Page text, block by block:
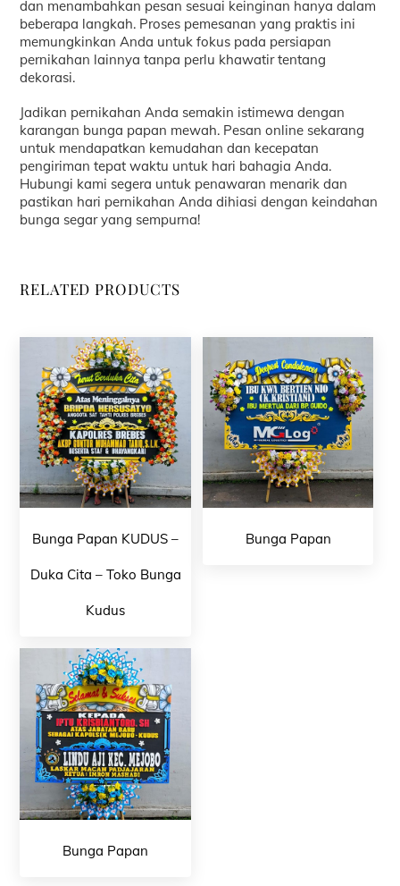
dan menambahkan pesan sesuai keinginan hanya dalam
beberapa langkah. Proses pemesanan yang praktis ini
memungkinkan Anda untuk fokus pada persiapan
pernikahan lainnya tanpa perlu khawatir tentang
dekorasi.
Jadikan pernikahan Anda semakin istimewa dengan
karangan bunga papan mewah. Pesan online sekarang
untuk mendapatkan kemudahan dan kecepatan
pengiriman tepat waktu untuk hari bahagia Anda.
Hubungi kami segera untuk penawaran menarik dan
pastikan hari pernikahan Anda dihiasi dengan keindahan
bunga segar yang sempurna!
RELATED PRODUCTS
Bunga Papan KUDUS –
Duka Cita – Toko Bunga
Kudus
Bunga Papan
Bunga Papan